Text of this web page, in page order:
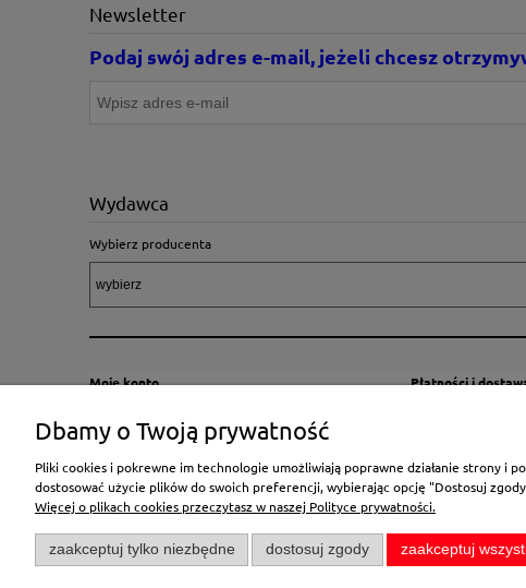
Newsletter
Podaj swój adres e-mail, jeżeli chcesz
Wydawca
Wybierz producenta
Moje konto
Twoje zamówienia
Przechowalnia
Płatności i
Płatność
Dbamy o Twoją prywatność
Pliki cookies i pokrewne im technologie umożliwiają poprawne działanie strony i
dostosować użycie plików do swoich preferencji, wybierając opcję "Dostosuj
Więcej o plikach cookies przeczytasz w naszej Polityce prywatności.
zaakceptuj tylko niezbędne dostosuj zgody zaakceptuj